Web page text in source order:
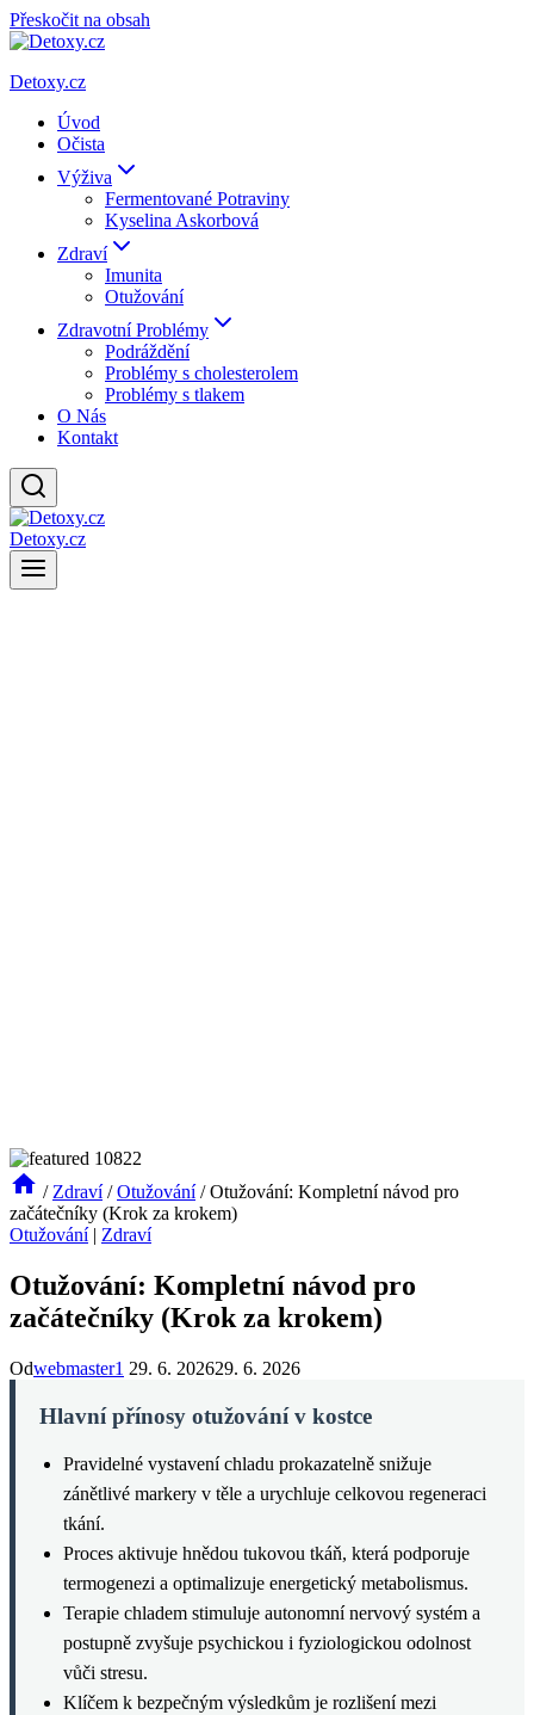
Přeskočit na obsah
Detoxy.cz
Úvod
Očista
Výživa
Fermentované Potraviny
Kyselina Askorbová
Zdraví
Imunita
Otužování
Zdravotní Problémy
Podráždění
Problémy s cholesterolem
Problémy s tlakem
O Nás
Kontakt
Detoxy.cz
/ Zdraví / Otužování / Otužování: Kompletní návod pro
začátečníky (Krok za krokem)
Otužování| Zdraví
Otužování: Kompletní návod pro
začátečníky (Krok za krokem)
Odwebmaster1 29. 6. 202629. 6. 2026
Hlavní přínosy otužování v kostce
Pravidelné vystavení chladu prokazatelně snižuje
zánětlivé markery v těle a urychluje celkovou regeneraci
tkání.
Proces aktivuje hnědou tukovou tkáň, která podporuje
termogenezi a optimalizuje energetický metabolismus.
Terapie chladem stimuluje autonomní nervový systém a
postupně zvyšuje psychickou i fyziologickou odolnost
vůči stresu.
Klíčem k bezpečným výsledkům je rozlišení mezi